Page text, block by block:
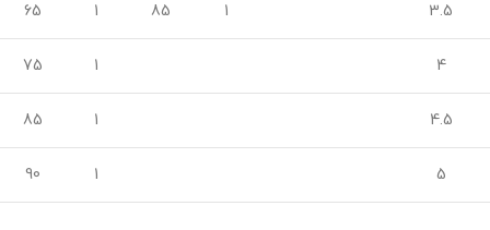
3.5
1
85
1
65
4
1
75
4.5
1
85
5
1
90